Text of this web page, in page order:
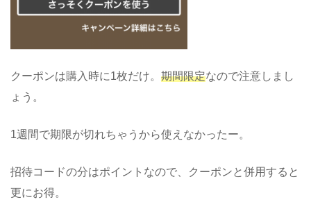
クーポンは購入時に1枚だけ。 期間限定なので注意しまし
ょう。
1週間で期限が切れちゃうから使えなかったー。
招待コードの分はポイントなので、クーポンと併用すると
更にお得。